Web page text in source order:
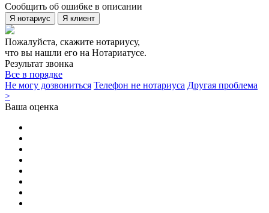
Сообщить об ошибке в описании
Я нотариус Я клиент
Пожалуйста, скажите нотариусу,
что вы нашли его на Нотариатусе.
Результат звонка
Все в порядке
Не могу дозвониться Телефон не нотариуса Другая проблема
>
Ваша оценка